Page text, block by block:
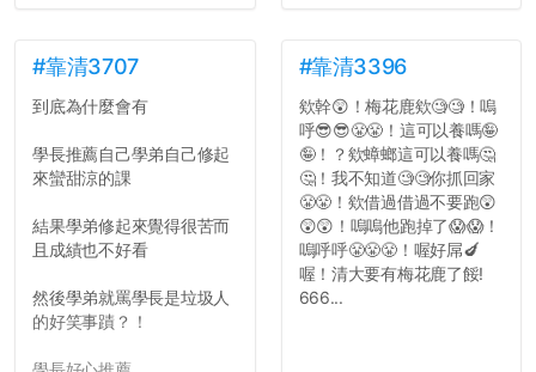
#靠清3707
到底為什麼會有
學長推薦自己學弟自己修起
來蠻甜涼的課
結果學弟修起來覺得很苦而
且成績也不好看
然後學弟就罵學長是垃圾人
的好笑事蹟？！
#靠清3396
欸幹😲！梅花鹿欸🧐🧐！嗚
呼😎😎😤😤！這可以養嗎🤪
🤪！？欸蟑螂這可以養嗎🤔
🤔！我不知道🧐🧐你抓回家
😤😤！欸借過借過不要跑😲
😲😲！嗚嗚他跑掉了😱😱！
嗚呼呼😤😤😤！喔好屌🍆
喔！清大要有梅花鹿了餒!
666...